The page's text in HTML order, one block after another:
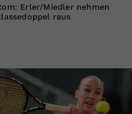
Erler/Miedler nehmen
raus